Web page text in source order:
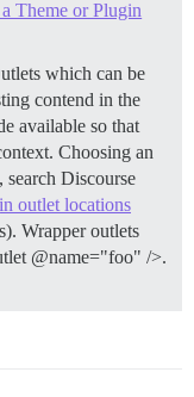
Theme or Plugin
which can be
contend in the
available so that
Choosing an
Discourse
outlet locations
Wrapper outlets
@name="foo" />.